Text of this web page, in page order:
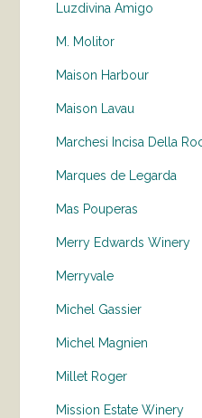
Luzdivina Amigo
M. Molitor
Maison Harbour
Maison Lavau
Marchesi Incisa Della
Marques de Legarda
Mas Pouperas
Merry Edwards Winery
Merryvale
Michel Gassier
Michel Magnien
Millet Roger
Mission Estate Winery